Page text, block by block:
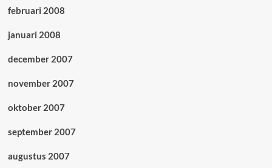
februari 2008
januari 2008
december 2007
november 2007
oktober 2007
september 2007
augustus 2007